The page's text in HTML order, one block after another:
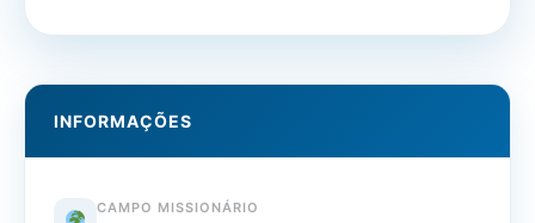
INFORMAÇÕES
CAMPO MISSIONÁRIO